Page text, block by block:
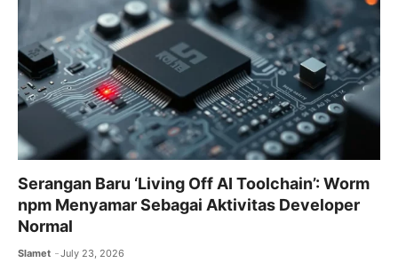
Serangan Baru ‘Living Off AI Toolchain’: Worm
npm Menyamar Sebagai Aktivitas Developer
Normal
Slamet July 23, 2026